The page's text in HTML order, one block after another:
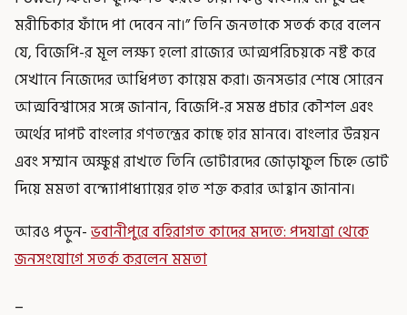
মরীচিকার ফাঁদে পা দেবেন না।” তিনি জনতাকে সতর্ক করে বলেন
যে, বিজেপি-র মূল লক্ষ্য হলো রাজ্যের আত্মপরিচয়কে নষ্ট করে
সেখানে নিজেদের আধিপত্য কায়েম করা। জনসভার শেষে সোরেন
আত্মবিশ্বাসের সঙ্গে জানান, বিজেপি-র সমস্ত প্রচার কৌশল এবং
অর্থের দাপট বাংলার গণতন্ত্রের কাছে হার মানবে। বাংলার উন্নয়ন
এবং সম্মান অক্ষুণ্ণ রাখতে তিনি ভোটারদের জোড়াফুল চিহ্নে ভোট
দিয়ে মমতা বন্দ্যোপাধ্যায়ের হাত শক্ত করার আহ্বান জানান।
আরও পড়ুন-ভবানীপুরে বহিরাগত কাদের মদতে: পদযাত্রা থেকে
জনসংযোগে সতর্ক করলেন মমতা
_